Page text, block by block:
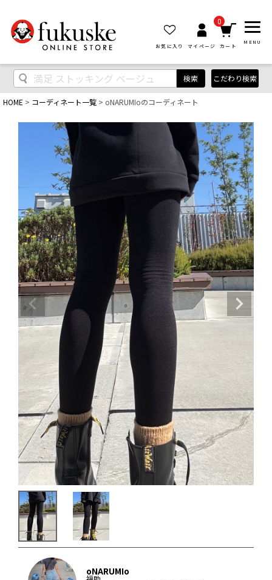
お気に入り マイページ
0
カート
MENU
検索 こだわり検索
HOME コーディネート一覧 oNARUMIoのコーディネート
oNARUMIo